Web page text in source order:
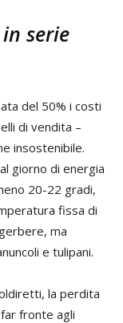
serie
del 50% i costi
di vendita –
insostenibile.
giorno di energia
20-22 gradi,
fissa di
ma
e tulipani.
la perdita
fronte agli